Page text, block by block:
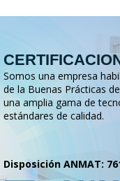
Somos una empresa
de la Buenas Prácticas
una amplia gama de
estándares de calidad.
Disposición ANMAT: